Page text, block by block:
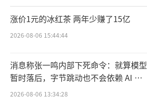
涨价1元的冰红茶 两年少赚了15亿
2026-08-06 15:44:44
消息称张一鸣内部下死命令：就算模型
暂时落后，字节跳动也不会依赖 AI 蒸
馏技术
2026-08-06 13:34:28